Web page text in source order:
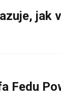
jak
Fedu